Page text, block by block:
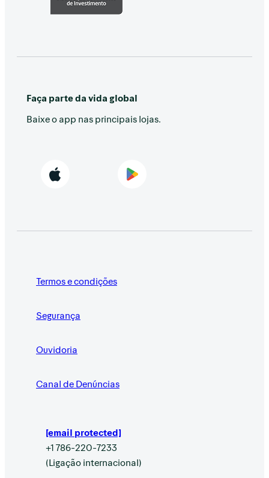
Faça parte da vida global
Baixe o app nas principais lojas.
Termos e condições
Segurança
Ouvidoria
Canal de Denúncias
[email protected]
+1 786-220-7233
(Ligação internacional)